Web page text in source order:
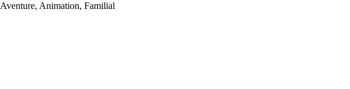
Aventure, Animation, Familial